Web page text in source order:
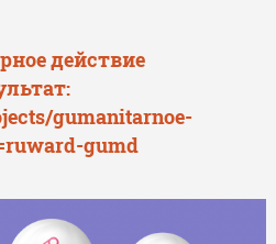
действие
gumanitarnoe-
gumd